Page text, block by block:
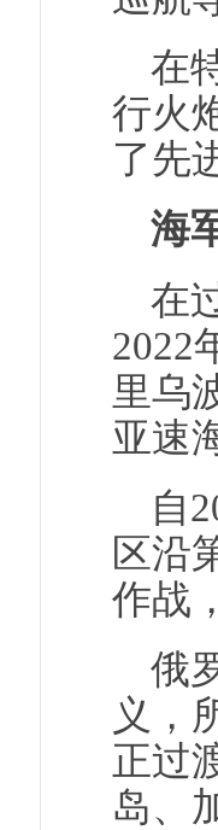
在
行火
了先
海
在
2022
里乌
亚速
自
区沿
作战
俄
义，
正过
岛、